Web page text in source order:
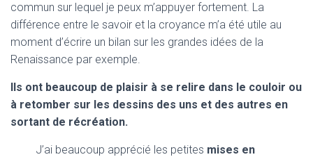
commun sur lequel je peux m’appuyer fortement. La
différence entre le savoir et la croyance m’a été utile au
moment d’écrire un bilan sur les grandes idées de la
Renaissance par exemple.
Ils ont beaucoup de plaisir à se relire dans le couloir ou
à retomber sur les dessins des uns et des autres en
sortant de récréation.
J’ai beaucoup apprécié les petites mises en